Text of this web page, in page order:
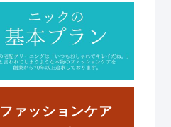
ファッションケア